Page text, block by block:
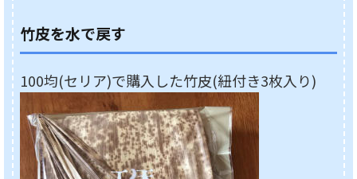
竹皮を水で戻す
100均(セリア)で購入した竹皮(紐付き3枚入り)